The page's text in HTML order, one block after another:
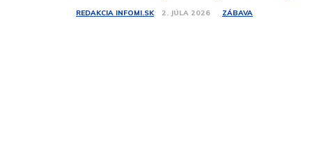
REDAKCIA INFOMI.SK 2. JÚLA 2026 ZÁBAVA